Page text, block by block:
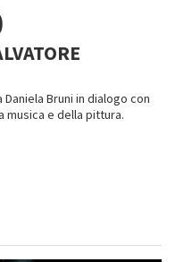
Bruni in dialogo con
musica e della pittura.